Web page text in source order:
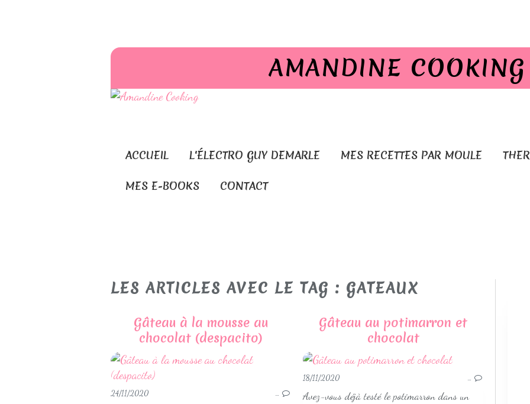
AMANDINE COOKING
ACCUEIL L'ÉLECTRO GUY DEMARLE MES RECETTES PAR MOULE
MES E-BOOKS CONTACT
LES ARTICLES AVEC LE TAG : GATEAUX
Gâteau à la mousse au
chocolat (despacito)
GÂTEAUX
24/11/2020 …
Gâteau au potimarron et
chocolat
18/11/2020 …
Avez-vous déjà testé le potimarron dans un